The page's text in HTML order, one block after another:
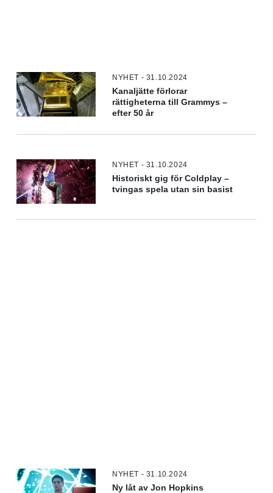
NYHET - 31.10.2024
Kanaljätte förlorar
rättigheterna till Grammys –
efter 50 år
NYHET - 31.10.2024
Historiskt gig för Coldplay –
tvingas spela utan sin basist
NYHET - 31.10.2024
Ny låt av Jon Hopkins